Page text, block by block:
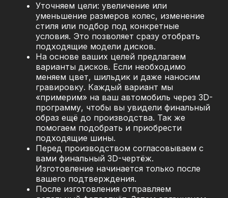
Уточняем цели: увеличение или
уменьшение размеров колес, изменение
стиля или подбор под конкретные
условия. Это позволяет сразу отобрать
подходящие модели дисков.
На основе ваших целей предлагаем
варианты дисков. Если необходимо
меняем цвет, шильдик и даже наносим
гравировку. Каждый вариант мы
«примерим» на ваш автомобиль через 3D-
программу, чтобы вы увидели финальный
образ ещё до производства. Так же
помогаем подобрать и приобрести
подходящие шины.
Перед производством согласовываем с
вами финальный 3D-чертёж.
Изготовление начинается только после
вашего подтверждения.
После изготовления отправляем